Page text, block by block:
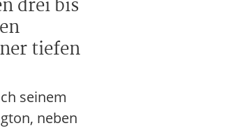
drei bis
tiefen
seinem
neben